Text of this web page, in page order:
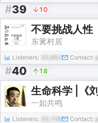
#39 10
不要挑战人性
东篱村居
Listeners: Contact:
#40 18
一如共鸣
Listeners: Contact: